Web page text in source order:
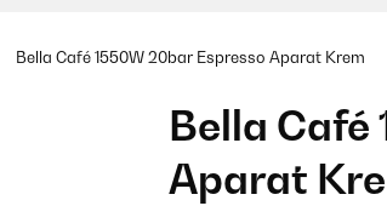
Bella Café 1550W 20bar Espresso Aparat Krem
Bella Café
Aparat